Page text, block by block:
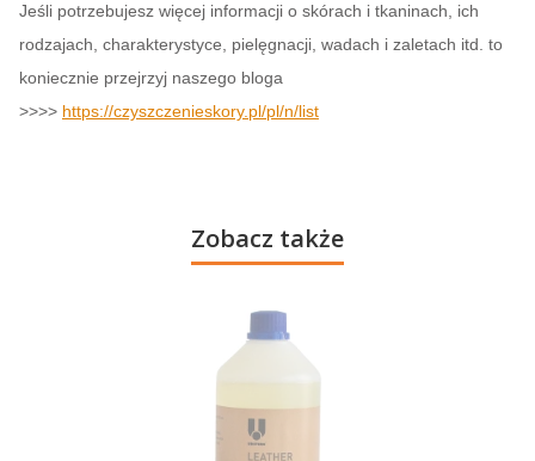
Jeśli potrzebujesz więcej informacji o skórach i tkaninach, ich
rodzajach, charakterystyce, pielęgnacji, wadach i zaletach itd. to
koniecznie przejrzyj naszego bloga
>>>> https://czyszczenieskory.pl/pl/n/list
Zobacz także